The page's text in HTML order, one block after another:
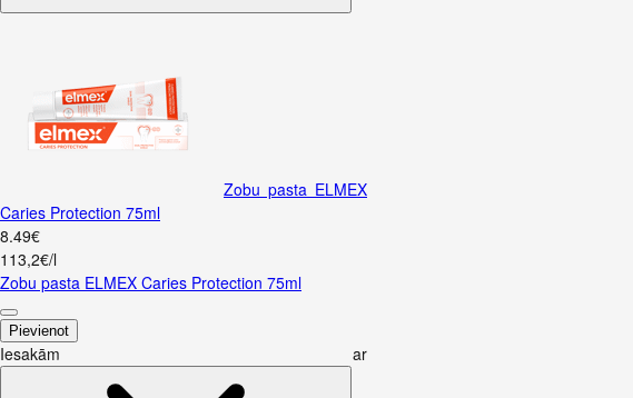
Zobu pasta ELMEX
Caries Protection 75ml
8.49€
113,2€/l
Zobu pasta ELMEX Caries Protection 75ml
Pievienot
Iesakām ar